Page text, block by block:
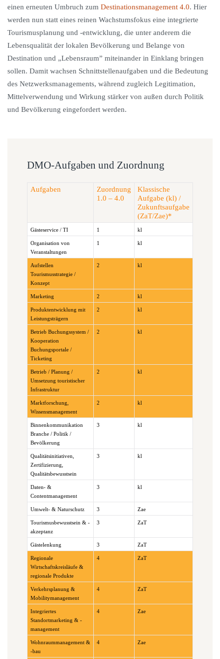
einen erneuten Umbruch zum Destinationsmanagement 4.0. Hier
werden nun statt eines reinen Wachstumsfokus eine integrierte
Tourismusplanung und -entwicklung, die unter anderem die
Lebensqualität der lokalen Bevölkerung und Belange von
Destination und „Lebensraum” miteinander in Einklang bringen
sollen. Damit wachsen Schnittstellenaufgaben und die Bedeutung
des Netzwerksmanagements, während zugleich Legitimation,
Mittelverwendung und Wirkung stärker von außen durch Politik
und Bevölkerung eingefordert werden.
DMO-Aufgaben und Zuordnung
Aufgaben
Zuordnung
1.0 – 4.0
Klassische
Aufgabe (kl) /
Zukunftsaufgabe
(ZaT/Zae)*
Gästeservice / TI 1 kl
Organisation von
Veranstaltungen
1 kl
Aufstellen
Tourismusstrategie /
Konzept
2 kl
Marketing 2 kl
Produktentwicklung mit
Leistungsträgern
2 kl
Betrieb Buchungssystem /
Kooperation
Buchungsportale /
Ticketing
2 kl
Betrieb / Planung /
Umsetzung touristischer
Infrastruktur
2 kl
Marktforschung,
Wissensmanagement
2 kl
Binnenkommunikation
Branche / Politik /
Bevölkerung
3 kl
Qualitätsinitiativen,
Zertifizierung,
Qualitätsbewusstsein
3 kl
Daten- &
Contentmanagement
3 kl
Umwelt- & Naturschutz 3 Zae
Tourismusbewusstsein & -
akzeptanz
3 ZaT
Gästelenkung 3 ZaT
Regionale
Wirtschaftskreisläufe &
regionale Produkte
4 ZaT
Verkehrsplanung &
Mobilitymanagement
4 ZaT
Integriertes
Standortmarketing & -
management
4 Zae
Wohnraummanagement &
-bau
4 Zae